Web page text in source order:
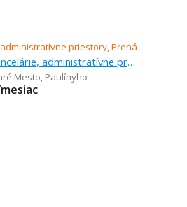
Prenájom, kancelárie, administratívne priestory, 28 m
Mesto, Paulínyho
mesiac